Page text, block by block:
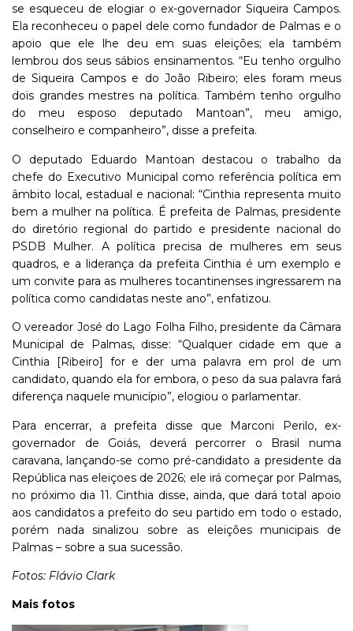
se esqueceu de elogiar o ex-governador Siqueira Campos.
Ela reconheceu o papel dele como fundador de Palmas e o
apoio que ele lhe deu em suas eleições; ela também
lembrou dos seus sábios ensinamentos. “Eu tenho orgulho
de Siqueira Campos e do João Ribeiro; eles foram meus
dois grandes mestres na política. Também tenho orgulho
do meu esposo deputado Mantoan”, meu amigo,
conselheiro e companheiro”, disse a prefeita.
O deputado Eduardo Mantoan destacou o trabalho da
chefe do Executivo Municipal como referência política em
âmbito local, estadual e nacional: “Cinthia representa muito
bem a mulher na política. É prefeita de Palmas, presidente
do diretório regional do partido e presidente nacional do
PSDB Mulher. A política precisa de mulheres em seus
quadros, e a liderança da prefeita Cinthia é um exemplo e
um convite para as mulheres tocantinenses ingressarem na
política como candidatas neste ano”, enfatizou.
O vereador José do Lago Folha Filho, presidente da Câmara
Municipal de Palmas, disse: “Qualquer cidade em que a
Cinthia [Ribeiro] for e der uma palavra em prol de um
candidato, quando ela for embora, o peso da sua palavra fará
diferença naquele município”, elogiou o parlamentar.
Para encerrar, a prefeita disse que Marconi Perilo, ex-
governador de Goiás, deverá percorrer o Brasil numa
caravana, lançando-se como pré-candidato a presidente da
República nas eleiçoes de 2026; ele irá começar por Palmas,
no próximo dia 11. Cinthia disse, ainda, que dará total apoio
aos candidatos a prefeito do seu partido em todo o estado,
porém nada sinalizou sobre as eleições municipais de
Palmas – sobre a sua sucessão.
Fotos: Flávio Clark
Mais fotos